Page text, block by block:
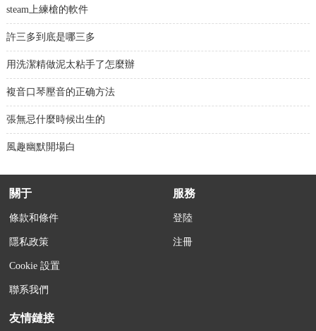
steam上練槍的軟件
許三多到底是哪三多
用洗潔精做泥太粘手了怎麼辦
複音口琴壓音的正确方法
張無忌什麼時候出生的
風趣幽默開場白
關于
條款和條件
隱私政策
Cookie 設置
聯系我們
服務
登陸
注冊
友情鏈接